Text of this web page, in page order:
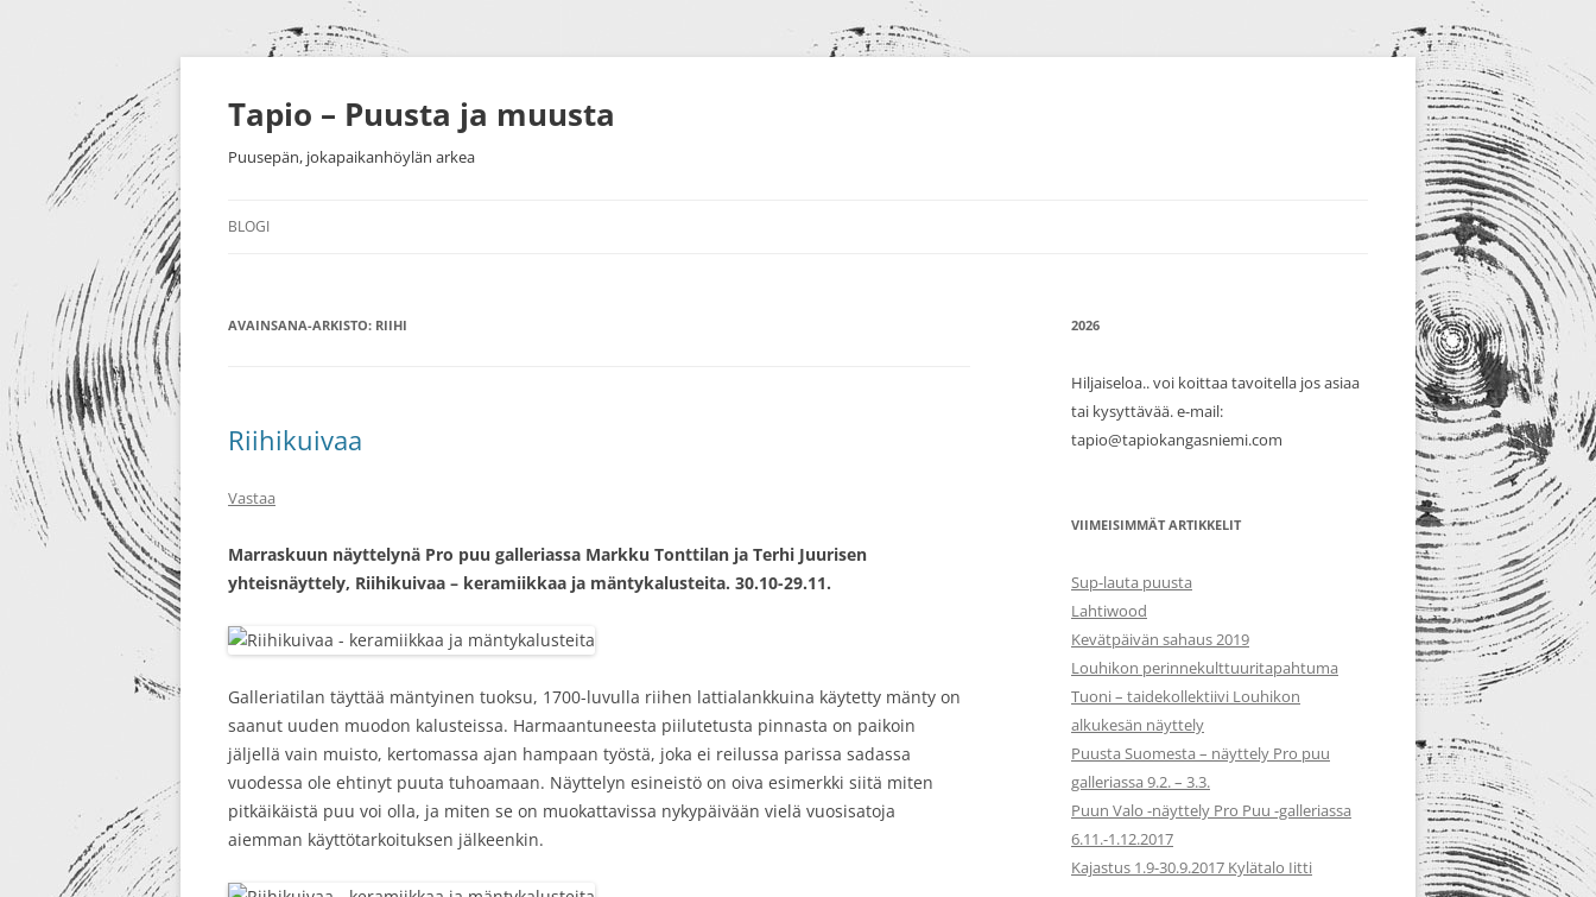
Siirry
Tapio – Puusta ja muusta
Puusepän, jokapaikanhöylän arkea
BLOGI
PUUTYÖT
AVAINSANA-ARKISTO: RIIHI
Riihikuivaa
Vastaa
Marraskuun näyttelynä Pro puu galleriassa Markku Tonttilan ja Terhi Juurisen
yhteisnäyttely, Riihikuivaa – keramiikkaa ja mäntykalusteita. 30.10-29.11.
Galleriatilan täyttää mäntyinen tuoksu, 1700-luvulla riihen lattialankkuina käytetty mänty on
saanut uuden muodon kalusteissa. Harmaantuneesta piilutetusta pinnasta on paikoin
jäljellä vain muisto, kertomassa ajan hampaan työstä, joka ei reilussa parissa sadassa
vuodessa ole ehtinyt puuta tuhoamaan. Näyttelyn esineistö on oiva esimerkki siitä miten
pitkäikäistä puu voi olla, ja miten se on muokattavissa nykypäivään vielä vuosisatoja
aiemman käyttötarkoituksen jälkeenkin.
2026
Hiljaiseloa.. voi koittaa tavoitella jos asiaa
tai kysyttävää. e-mail:
tapio@tapiokangasniemi.com
VIIMEISIMMÄT ARTIKKELIT
Sup-lauta puusta
Lahtiwood
Kevätpäivän sahaus 2019
Louhikon perinnekulttuuritapahtuma
Tuoni – taidekollektiivi Louhikon
alkukesän näyttely
Puusta Suomesta – näyttely Pro puu
galleriassa 9.2. – 3.3.
Puun Valo -näyttely Pro Puu -galleriassa
6.11.-1.12.2017
Kajastus 1.9-30.9.2017 Kylätalo Iitti